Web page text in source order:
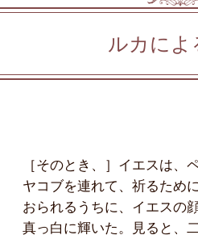
ルカによ
［そのとき、］イエスは、
ヤコブを連れて、祈るため
おられるうちに、イエスの
真っ白に輝いた。見ると、